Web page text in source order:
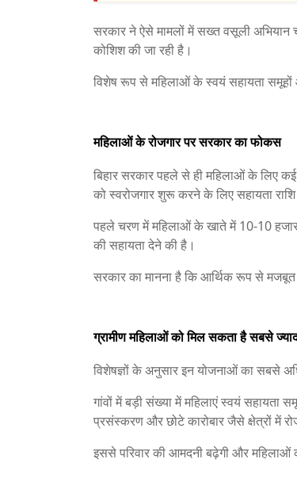
सरकार ने ऐसे मामलों में सख्त वसूली अभियान
कोशिश की जा रही है।
विशेष रूप से महिलाओं के स्वयं सहायता
महिलाओं के रोजगार पर सरकार का फोकस
बिहार सरकार पहले से ही महिलाओं के लिए
को स्वरोजगार शुरू करने के लिए सहायता राशि
पहले चरण में महिलाओं के खाते में 10-10
की सहायता देने की है।
सरकार का मानना है कि आर्थिक रूप से मजबूत
ग्रामीण महिलाओं को मिल सकता है सबसे
विशेषज्ञों के अनुसार इन योजनाओं का सबसे
गांवों में बड़ी संख्या में महिलाएं स्वयं सहायता
प्रसंस्करण और छोटे कारोबार जैसे क्षेत्रों में
इससे परिवार की आमदनी बढ़ेगी और महिलाओं